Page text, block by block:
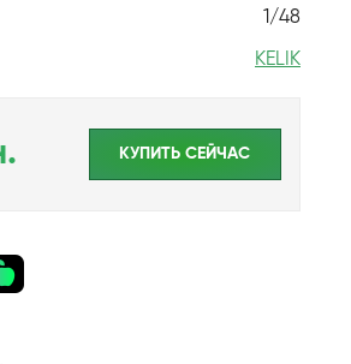
1/48
KELIK
КУПИТЬ CЕЙЧАС